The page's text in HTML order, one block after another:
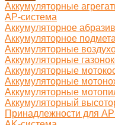
Аккумуляторные
AP-система
Аккумуляторное
Аккумуляторное
Аккумуляторные
Аккумуляторные
Аккумуляторные
Аккумуляторные
Аккумуляторные
Аккумуляторный
Принадлежности для